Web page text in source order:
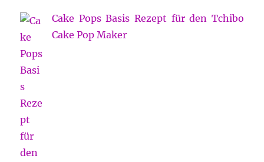
Cake Pops Basis Rezept für den Tchibo
Cake Pop Maker